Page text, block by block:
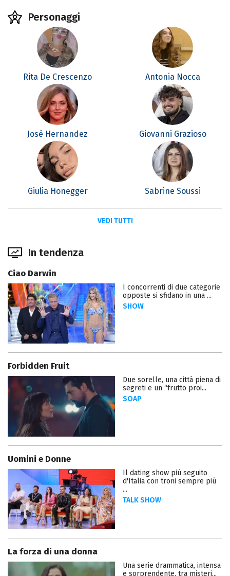
Personaggi
Rita De Crescenzo Antonia Nocca
José Hernandez Giovanni Grazioso
Giulia Honegger Sabrine Soussi
VEDI TUTTI
In tendenza
Ciao Darwin
I concorrenti di due categorie
opposte si sfidano in una ...
SHOW
Forbidden Fruit
Due sorelle, una città piena di
segreti e un “frutto proi...
SOAP
Uomini e Donne
Il dating show più seguito
d'Italia con troni sempre più
...
TALK SHOW
La forza di una donna
Una serie drammatica, intensa
e sorprendente, tra misteri...